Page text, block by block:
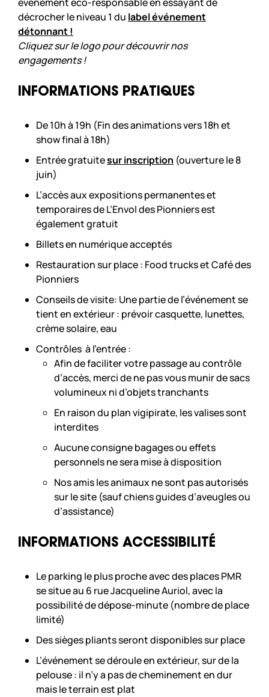
décrocher le niveau 1 du label événement
détonnant !
Cliquez sur le logo pour découvrir nos
engagements !
INFORMATIONS PRATIQUES
De 10h à 19h (Fin des animations vers 18h et
show final à 18h)
Entrée gratuitesur inscription (ouverture le 8
juin)
L’accès aux expositions permanentes et
temporaires de L’Envol des Pionniers est
également gratuit
Billets en numérique acceptés
Restauration sur place : Food trucks et Café des
Pionniers
Conseils de visite: Une partie de l’événement se
tient en extérieur : prévoir casquette, lunettes,
crème solaire, eau
Contrôles à l’entrée :
Afin de faciliter votre passage au contrôle
d’accès, merci de ne pas vous munir de sacs
volumineux ni d’objets tranchants
En raison du plan vigipirate, les valises sont
interdites
Aucune consigne bagages ou effets
personnels ne sera mise à disposition
Nos amis les animaux ne sont pas autorisés
sur le site (sauf chiens guides d’aveugles ou
d’assistance)
INFORMATIONS ACCESSIBILITÉ
Le parking le plus proche avec des places PMR
se situe au 6 rue Jacqueline Auriol, avec la
possibilité de dépose-minute (nombre de place
limité)
Des sièges pliants seront disponibles sur place
L’événement se déroule en extérieur, sur de la
pelouse : il n’y a pas de cheminement en dur
mais le terrain est plat